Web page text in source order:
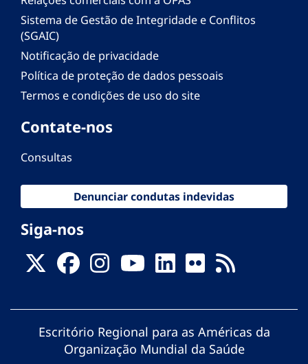
Sistema de Gestão de Integridade e Conflitos
(SGAIC)
Notificação de privacidade
Política de proteção de dados pessoais
Termos e condições de uso do site
Contate-nos
Consultas
Denunciar condutas indevidas
Siga-nos
Escritório Regional para as Américas da
Organização Mundial da Saúde